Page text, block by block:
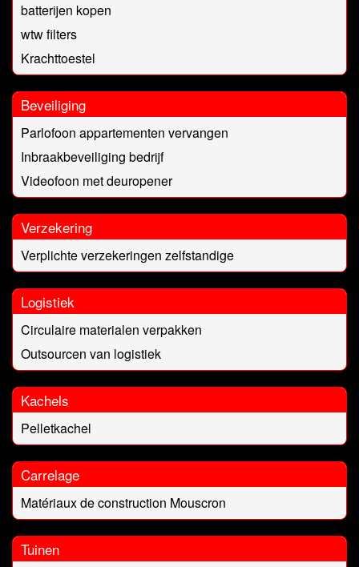
batterijen kopen
wtw filters
Krachttoestel
Beveiliging
Parlofoon appartementen vervangen
Inbraakbeveiliging bedrijf
Videofoon met deuropener
Verzekering
Verplichte verzekeringen zelfstandige
Logistiek
Circulaire materialen verpakken
Outsourcen van logistiek
Kachels
Pelletkachel
Carrelage
Matériaux de construction Mouscron
Tuinen